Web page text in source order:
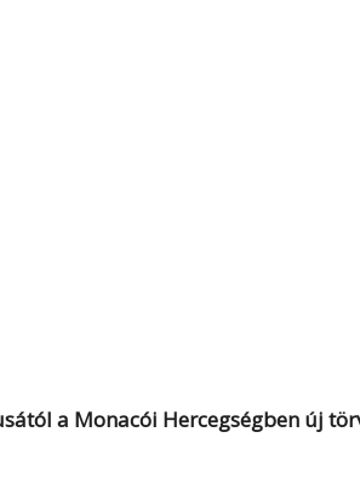
a Monacói Hercegségben új